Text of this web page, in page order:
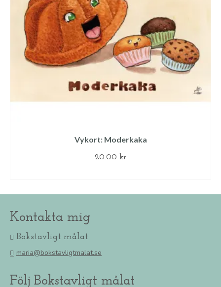
Vykort: Moderkaka
20.00 kr
Kontakta mig
Bokstavligt målat
maria@bokstavligtmalat.se
Följ Bokstavligt målat